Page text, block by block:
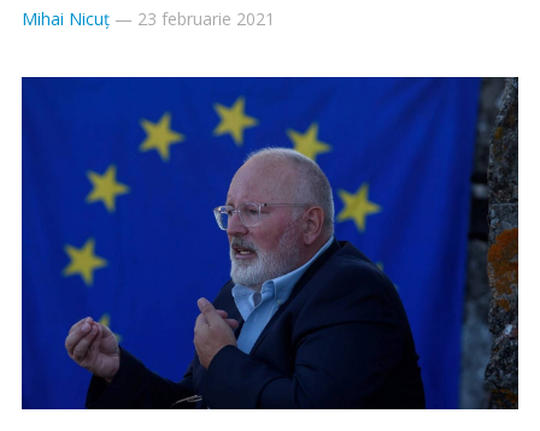
Mihai Nicuț— 23 februarie 2021